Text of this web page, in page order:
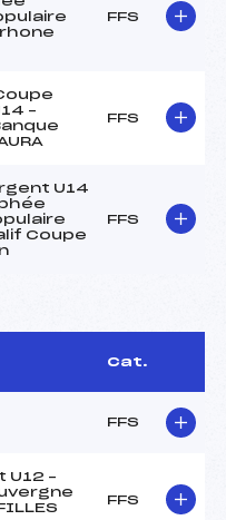
FFS
–
FFS
U14
Coupe
FFS
Cat.
FFS
U12 –
FFS